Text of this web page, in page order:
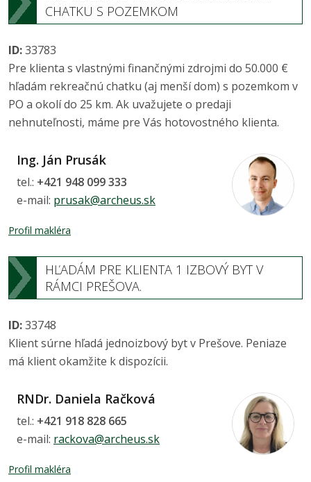
CHATKU S POZEMKOM
ID:33783
Pre klienta s vlastnými finančnými zdrojmi do 50.000 €
hľadám rekreačnú chatku (aj menší dom) s pozemkom v
PO a okolí do 25 km. Ak uvažujete o predaji
nehnuteľnosti, máme pre Vás hotovostného klienta.
Ing. Ján Prusák
tel.: +421 948 099 333
e-mail: prusak@archeus.sk
Profil makléra
HĽADÁM PRE KLIENTA 1 IZBOVÝ BYT V
RÁMCI PREŠOVA.
ID:33748
Klient súrne hľadá jednoizbový byt v Prešove. Peniaze
má klient okamžite k dispozícii.
RNDr. Daniela Račková
tel.: +421 918 828 665
e-mail: rackova@archeus.sk
Profil makléra